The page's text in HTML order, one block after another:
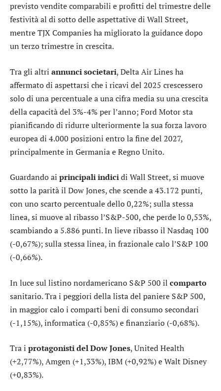
previsto vendite comparabili e profitti del trimestre delle
festività al di sotto delle aspettative di Wall Street,
mentreTJX Companies ha migliorato la guidance dopo
un terzo trimestre in crescita.
Tra gli altri annunci societari,Delta Air Lines ha
affermato di aspettarsi che i ricavi del 2025 crescessero
solo di una percentuale a una cifra media su una crescita
della capacità del 3%-4% per l’anno;Ford Motorsta
pianificando di ridurre ulteriormente la sua forza lavoro
europea di 4.000 posizioni entro la fine del 2027,
principalmente in Germania e Regno Unito.
Guardando ai principali indicidi Wall Street, si muove
sotto la parità il Dow Jones, che scende a 43.172 punti,
con uno scarto percentuale dello 0,22%; sulla stessa
linea, si muove al ribasso l’S&P-500, che perde lo 0,53%,
scambiando a 5.886 punti. In lieve ribasso il Nasdaq 100
(-0,67%); sulla stessa linea, in frazionale calo l’S&P 100
(-0,66%).
In luce sul listino nordamericano S&P 500 il comparto
sanitario. Tra i peggiori della lista del paniere S&P 500,
in maggior calo i comparti beni di consumo secondari
(-1,15%),informatica (-0,85%) efinanziario (-0,68%).
Tra i protagonisti del Dow Jones,United Health
(+2,77%),Amgen (+1,33%),IBM (+0,92%) eWalt Disney
(+0,83%).